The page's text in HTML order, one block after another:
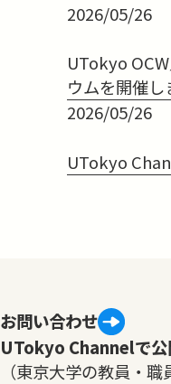
2026/05/26
UTokyo
ウムを開催し
2026/05/26
UTokyo
お問い合わせ
UTokyo Channelで公
（東京大学の教員・職